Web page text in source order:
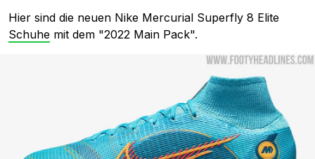
Hier sind die neuen Nike Mercurial Superfly 8 Elite
Schuhe mit dem "2022 Main Pack".